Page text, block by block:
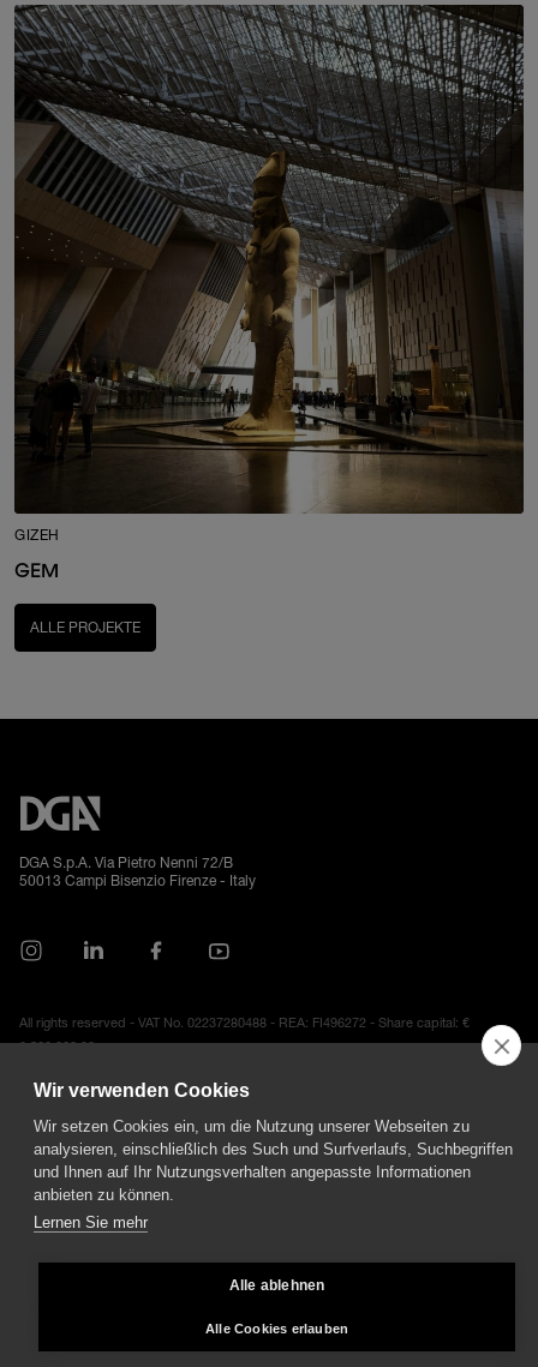
GIZEH
GEM
ALLE PROJEKTE
DGA S.p.A. Via Pietro Nenni 72/B
50013 Campi Bisenzio Firenze - Italy
All rights reserved - VAT No. 02237280488 - REA: FI496272 - Share capital: €
2.500.000,00
Wir verwenden Cookies
Wir setzen Cookies ein, um die Nutzung unserer Webseiten zu
analysieren, einschließlich des Such und Surfverlaufs, Suchbegriffen
und Ihnen auf Ihr Nutzungsverhalten angepasste Informationen
anbieten zu können.
Lernen Sie mehr
Alle ablehnen
Alle Cookies erlauben